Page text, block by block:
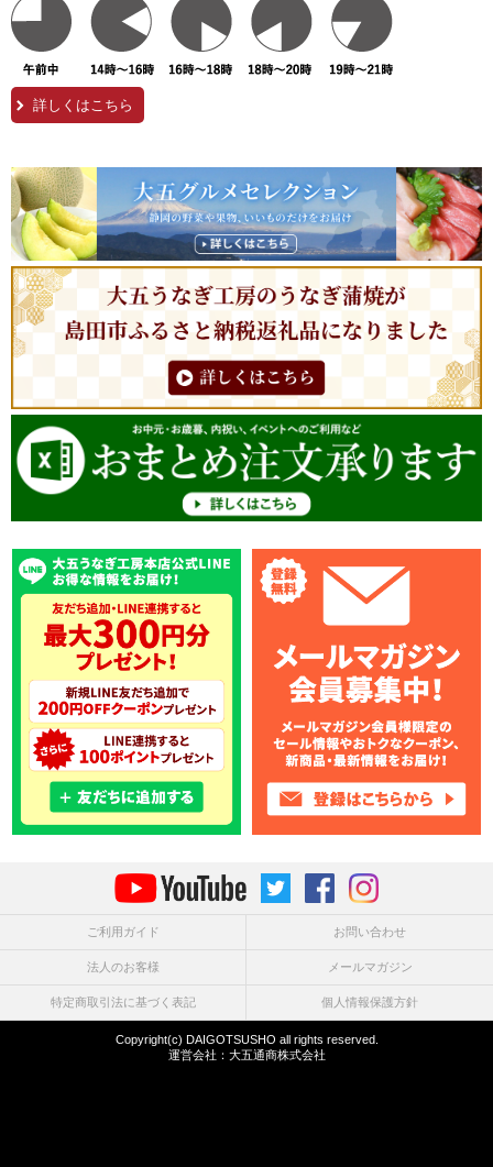
詳しくはこちら
ご利用ガイド お問い合わせ
法人のお客様 メールマガジン
特定商取引法に基づく表記 個人情報保護方針
Copyright(c) DAIGOTSUSHO all rights reserved.
運営会社： 大五通商株式会社